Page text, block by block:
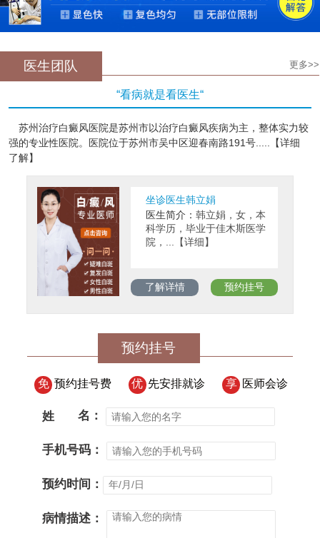
医生团队 更多>>
“看病就是看医生“
苏州治疗白癜风医院是苏州市以治疗白癜风疾病为主，整体实力较
强的专业性医院。医院位于苏州市吴中区迎春南路191号.....【详细
了解】
坐诊医生韩立娟
医生简介： 韩立娟，女，本
科学历，毕业于佳木斯医学
院，...【详细】
了解详情 预约挂号
预约挂号
免 预约挂号费 优 先安排就诊 享 医师会诊
姓 名：
手机号码：
预约时间：
病情描述：